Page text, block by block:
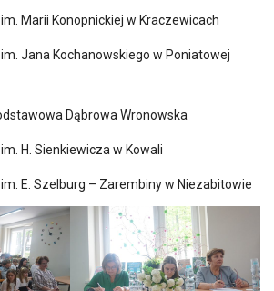
Marii Konopnickiej w Kraczewicach
Jana Kochanowskiego w Poniatowej
Dąbrowa Wronowska
H. Sienkiewicza w Kowali
E. Szelburg – Zarembiny w Niezabitowie